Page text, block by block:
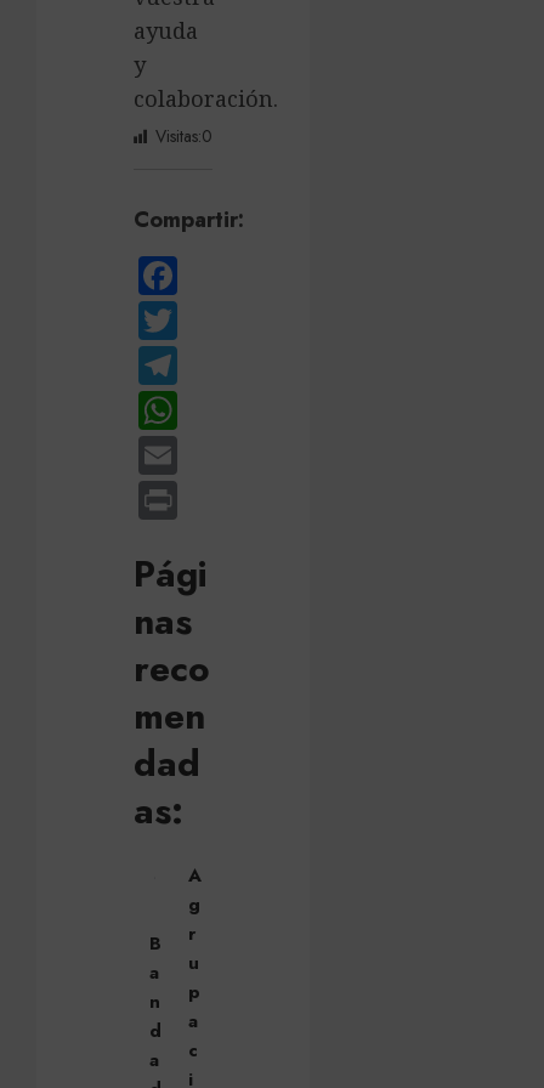
ayuda
y
colaboración.
Visitas:0
Compartir:
Pági
nas
reco
men
dad
as:
B
a
n
d
a
A
g
r
u
p
a
c
i